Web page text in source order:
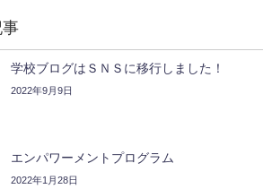
学校ブログはＳＮＳに移行しました！
2022年9月9日
エンパワーメントプログラム
2022年1月28日